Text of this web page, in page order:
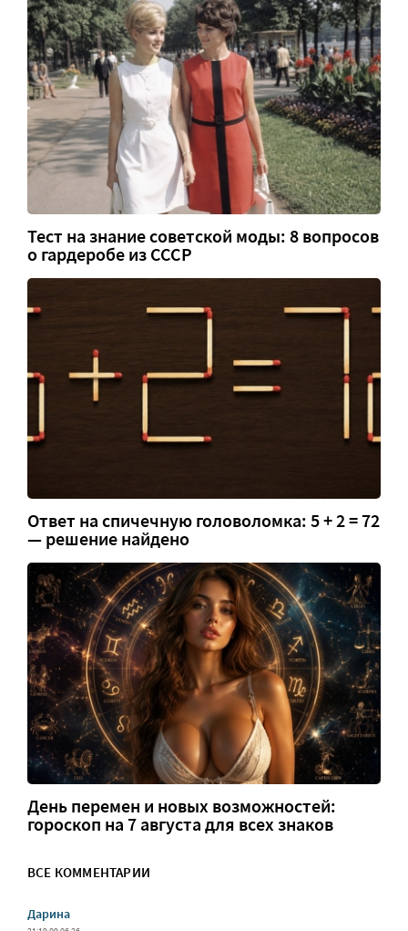
Тест на знание советской моды: 8 вопросов
о гардеробе из СССР
Ответ на спичечную головоломка: 5 + 2 = 72
— решение найдено
День перемен и новых возможностей:
гороскоп на 7 августа для всех знаков
ВСЕ КОММЕНТАРИИ
Дарина